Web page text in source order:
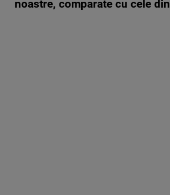
noastre, comparate cu cele